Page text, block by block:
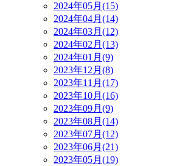
2024年05月(15)
2024年04月(14)
2024年03月(12)
2024年02月(13)
2024年01月(9)
2023年12月(8)
2023年11月(17)
2023年10月(16)
2023年09月(9)
2023年08月(14)
2023年07月(12)
2023年06月(21)
2023年05月(19)